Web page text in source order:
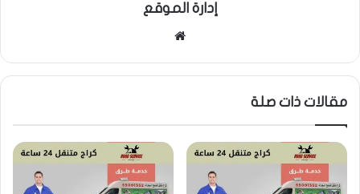
إدارة الموقع
مقالات ذات صلة